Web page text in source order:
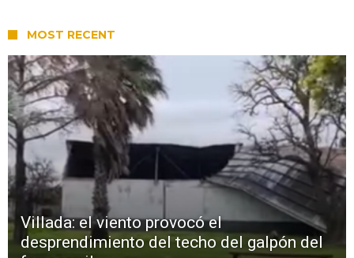
MOST RECENT
Villada: el viento provocó el
desprendimiento del techo del galpón del